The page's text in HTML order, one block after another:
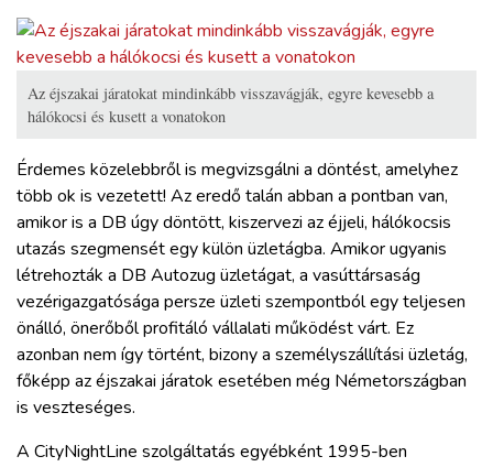
BELÉPÉS
REGISZTRÁCIÓ
Az éjszakai járatokat mindinkább visszavágják, egyre kevesebb a
hálókocsi és kusett a vonatokon
Érdemes közelebbről is megvizsgálni a döntést, amelyhez
több ok is vezetett! Az eredő talán abban a pontban van,
amikor is a DB úgy döntött, kiszervezi az éjjeli, hálókocsis
utazás szegmensét egy külön üzletágba. Amikor ugyanis
létrehozták a DB Autozug üzletágat, a vasúttársaság
vezérigazgatósága persze üzleti szempontból egy teljesen
önálló, önerőből profitáló vállalati működést várt. Ez
azonban nem így történt, bizony a személyszállítási üzletág,
főképp az éjszakai járatok esetében még Németországban
is veszteséges.
A CityNightLine szolgáltatás egyébként 1995-ben